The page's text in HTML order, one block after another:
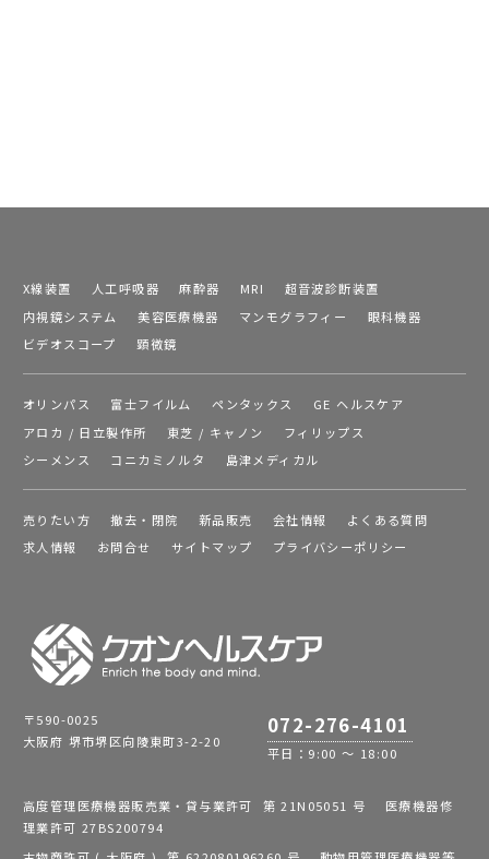
X線装置 人工呼吸器 麻酔器 MRI
超音波診断装置
内視鏡システム
美容医療機器 マンモグラフィー
眼科機器
ビデオスコープ
顕微鏡
オリンパス 富士フイルム ペンタックス
GE ヘルスケア
アロカ / 日立製作所
東芝 / キャノン
フィリップス
シーメンス
コニカミノルタ 島津メディカル
売りたい方 撤去・閉院 新品販売 会社情報
よくある質問
求人情報
お問合せ サイトマップ プライバシーポリシー
〒590-0025
大阪府 堺市堺区向陵東町3-2-20
072-276-4101
平日：9:00 ～ 18:00
高度管理医療機器販売業・貸与業許可 第 21N05051 号 医療機器修
理業許可 27BS200794